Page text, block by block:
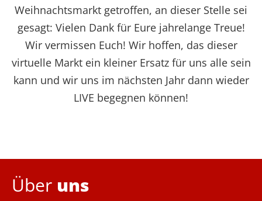
Weihnachtsmarkt getroffen, an dieser Stelle sei
gesagt: Vielen Dank für Eure jahrelange Treue!
Wir vermissen Euch! Wir hoffen, das dieser
virtuelle Markt ein kleiner Ersatz für uns alle sein
kann und wir uns im nächsten Jahr dann wieder
LIVE begegnen können!
Über uns